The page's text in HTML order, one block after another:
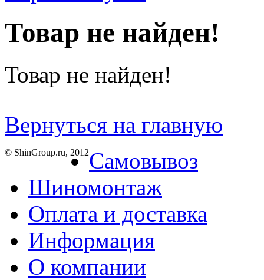
Товар не найден!
Товар не найден!
Вернуться на главную
© ShinGroup.ru, 2012Самовывоз
Шиномонтаж
Оплата и доставка
Информация
О компании